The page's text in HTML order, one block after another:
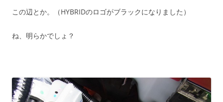
この辺とか。（HYBRIDのロゴがブラックになりました）
ね、明らかでしょ？